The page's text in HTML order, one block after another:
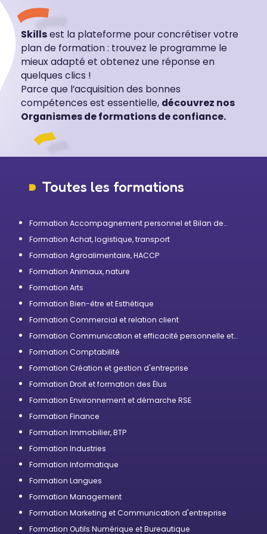
Skillsest la plateforme pour concrétiser votre
plan de formation : trouvez le programme le
mieux adapté et obtenez une réponse en
quelques clics !
Parce que l’acquisition des bonnes
compétences est essentielle, découvrez nos
Organismes de formations de confiance.
Toutes les formations
Formation Accompagnement personnel et Bilan de
Formation Achat, logistique, transport
Formation Agroalimentaire, HACCP
Formation Animaux, nature
Formation Arts
Formation Bien-être et Esthétique
Formation Commercial et relation client
Formation Communication et efficacité personnelle et
Formation Comptabilité
Formation Création et gestion d'entreprise
Formation Droit et formation des Élus
Formation Environnement et démarche RSE
Formation Finance
Formation Immobilier, BTP
Formation Industries
Formation Informatique
Formation Langues
Formation Management
Formation Marketing et Communication d'entreprise
Formation Outils Numérique et Bureautique